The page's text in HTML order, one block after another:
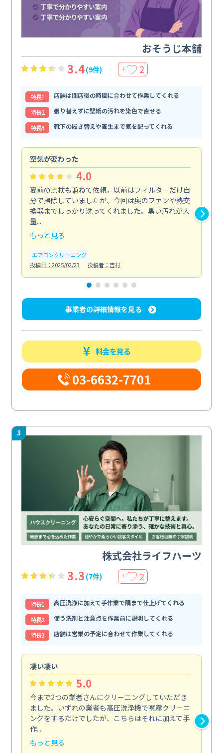
おそうじ本舗
3.4(9件) ＋ 2
特⻑1
店舗は閉店後の時間に合わせて作業してくれる
特⻑2
張り替えずに壁紙の汚れを染色で直せる
特⻑3
靴下の履き替えや養生まで気を配ってくれる
空気が変わった
4.0
夏前の点検も兼ねて依頼。以前はフィルターだけ自
分で掃除していましたが、今回は奥のファンや熱交
換器までしっかり洗ってくれました。黒い汚れが大
量...
もっと見る
エアコンクリーニング
投稿日：2025/02/23
投稿者：吉村
事業者の詳細情報を見る
料金を見る
03-6632-7701
3
株式会社ライフハーツ
3.3 (7件) ＋ 2
特⻑1
高圧洗浄に加えて手作業で隅まで仕上げてくれる
特⻑2
使う洗剤と注意点を作業前に説明してくれる
特⻑3
店舗は営業の予定に合わせて作業してくれる
凄い凄い
5.0
今まで2つの業者さんにクリーニングしていただき
ました。いずれの業者も高圧洗浄機で噴霧クリーニ
ングをするだけでしたが、こちらはそれに加えて手
作...
もっと見る